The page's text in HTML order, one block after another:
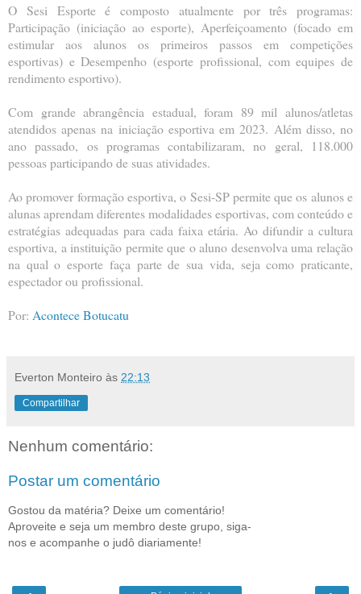
O Sesi Esporte é composto atualmente por três programas:
Participação (iniciação ao esporte), Aperfeiçoamento (focado em
estimular aos alunos os primeiros passos em competições
esportivas) e Desempenho (esporte profissional, com equipes de
rendimento esportivo).
Com grande abrangência estadual, foram 89 mil alunos/atletas
atendidos apenas na iniciação esportiva em 2023. Além disso, no
ano passado, os programas contabilizaram, no geral, 118.000
pessoas participando de suas atividades.
Ao promover formação esportiva, o Sesi-SP permite que os alunos e
alunas aprendam diferentes modalidades esportivas, com conteúdo e
estratégias adequadas para cada faixa etária. Ao difundir a cultura
esportiva, a instituição permite que o aluno desenvolva uma relação
na qual o esporte faça parte de sua vida, seja como praticante,
espectador ou profissional.
Por: Acontece Botucatu
Everton Monteiro às 22:13
Compartilhar
Nenhum comentário:
Postar um comentário
Gostou da matéria? Deixe um comentário!
Aproveite e seja um membro deste grupo, siga-
nos e acompanhe o judô diariamente!